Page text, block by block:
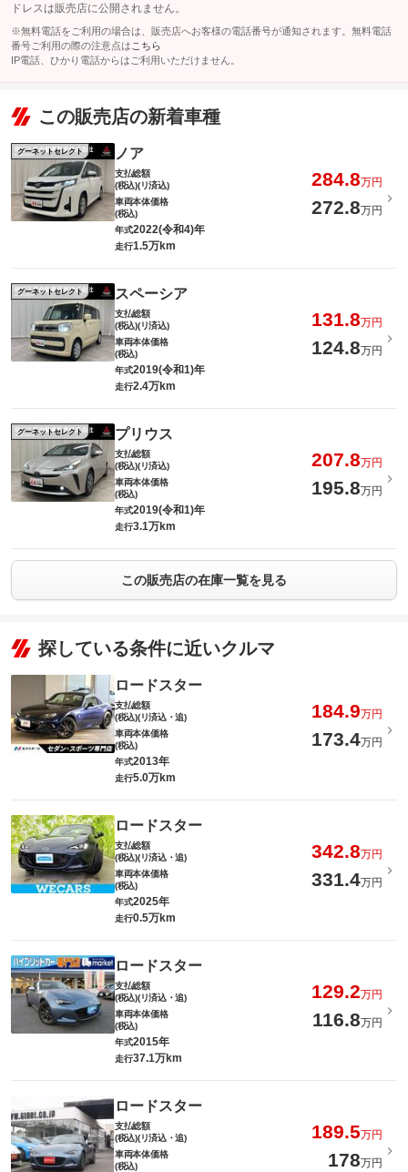
ドレスは販売店に公開されません。
※無料電話をご利用の場合は、販売店へお客様の電話番号が通知されます。無料電話
番号ご利用の際の注意点は こちら
IP電話、ひかり電話からはご利用いただけません。
この販売店の新着車種
グーネットセレクト ノア
支払総額
(税込)(リ済込)
284.8万円
車両本体価格
(税込)
272.8万円
年式2022(令和4)年
走行1.5万km
グーネットセレクト スペーシア
支払総額
(税込)(リ済込)
131.8万円
車両本体価格
(税込)
124.8万円
年式2019(令和1)年
走行2.4万km
グーネットセレクト プリウス
支払総額
(税込)(リ済込)
207.8万円
車両本体価格
(税込)
195.8万円
年式2019(令和1)年
走行3.1万km
この販売店の在庫一覧を見る
探している条件に近いクルマ
ロードスター
支払総額
(税込)(リ済込・追)
184.9万円
車両本体価格
(税込)
173.4万円
年式2013年
走行5.0万km
ロードスター
支払総額
(税込)(リ済込・追)
342.8万円
車両本体価格
(税込)
331.4万円
年式2025年
走行0.5万km
ロードスター
支払総額
(税込)(リ済込・追)
129.2万円
車両本体価格
(税込)
116.8万円
年式2015年
走行37.1万km
ロードスター
支払総額
(税込)(リ済込・追)
189.5万円
車両本体価格
(税込)
178万円